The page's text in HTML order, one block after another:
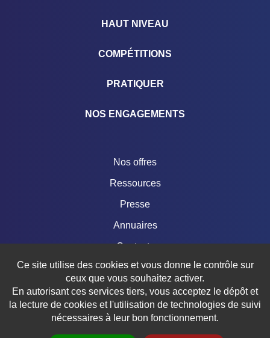
HAUT NIVEAU
COMPÉTITIONS
PRATIQUER
NOS ENGAGEMENTS
Nos offres
Ressources
Presse
Annuaires
Contacts
Boutique
Ce site utilise des cookies et vous donne le contrôle sur
ceux que vous souhaitez activer.
En autorisant ces services tiers, vous acceptez le dépôt et
la lecture de cookies et l'utilisation de technologies de suivi
nécessaires à leur bon fonctionnement.